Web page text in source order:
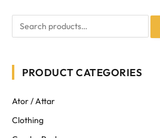
PRODUCT CATEGORIES
Ator / Attar
Clothing